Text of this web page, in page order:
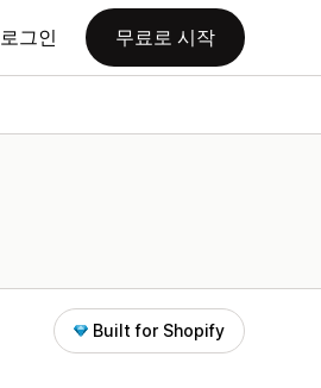
로그인 무료로 시작
Built for Shopify